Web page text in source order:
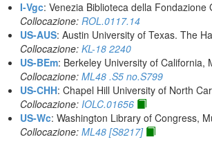
I-Vgc: Venezia Biblioteca della Fondazione
Collocazione: ROL.0117.14
US-AUS: Austin University of Texas. The
Collocazione: KL-18 2240
US-BEm: Berkeley University of California,
Collocazione: ML48 .S5 no.S799
US-CHH: Chapel Hill University of North
Collocazione: IOLC.01656
US-Wc: Washington Library of Congress,
Collocazione: ML48 [S8217]